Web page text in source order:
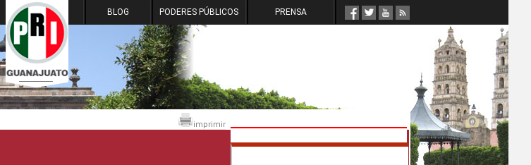
BLOG PODERES PÚBLICOS PRENSA
imprimir